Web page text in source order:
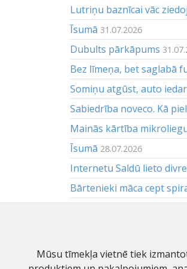
Lutriņu baznīcai vāc
Īsumā 31.07.2026
Dubults pārkāpums
Bez līmeņa, bet saglabā
Somiņu atgūst, auto
Sabiedrība noveco. Kā
Mainās kārtība
Īsumā 28.07.2026
Internetu Saldū lieto
Bārtenieki māca cept
© SIA "Saldus Zeme II"
Mūsu tīmekļa vietnē tiek